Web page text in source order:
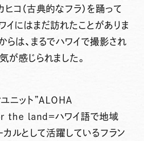
ヒコ（古典的なフラ）を踊って
イにはまだ訪れたことがありま
らは、まるでハワイで撮影され
が感じられました。
ユニット”ALOHA
the land=ハワイ語で地域
ルとして活躍しているフラン